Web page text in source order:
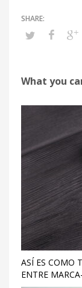
What you
ASÍ ES COMO
ENTRE